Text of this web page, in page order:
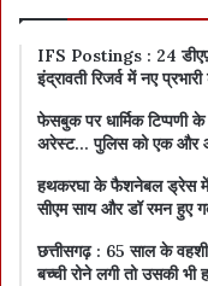
IFS Postings : 24
इंद्रावती रिजर्व में नए
फेसबुक पर धार्मिक टिप्पणी
अरेस्ट… पुलिस को एक और
हथकरघा के फैशनेबल ड्रेस में
सीएम साय और डॉ रमन हुए
छत्तीसगढ़ : 65 साल के वहशी
बच्ची रोने लगी तो उसकी